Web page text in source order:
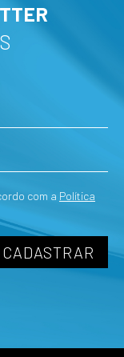
com a Política